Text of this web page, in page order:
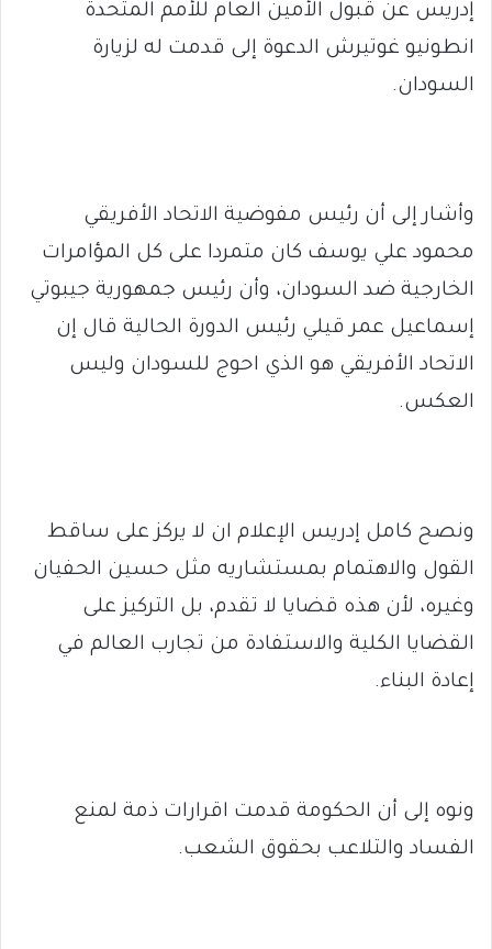
إدريس عن قبول الأمين العام للأمم المتحدة
انطونيو غوتيرش الدعوة إلى قدمت له لزيارة
السودان.
وأشار إلى أن رئيس مفوضية الاتحاد الأفريقي
محمود علي يوسف كان متمردا على كل المؤامرات
الخارجية ضد السودان، وأن رئيس جمهورية جيبوتي
إسماعيل عمر قيلي رئيس الدورة الحالية قال إن
الاتحاد الأفريقي هو الذي احوج للسودان وليس
العكس.
ونصح كامل إدريس الإعلام ان لا يركز على ساقط
القول والاهتمام بمستشاريه مثل حسين الحفيان
وغيره، لأن هذه قضايا لا تقدم، بل التركيز على
القضايا الكلية والاستفادة من تجارب العالم في
إعادة البناء.
ونوه إلى أن الحكومة قدمت اقرارات ذمة لمنع
الفساد والتلاعب بحقوق الشعب.